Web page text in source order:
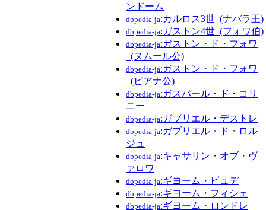
ンドーム
dbpedia-ja:カルロス3世_(ナバラ王)
dbpedia-ja:ガストン4世_(フォワ伯)
dbpedia-ja:ガストン・ド・フォワ
_(ヌムール公)
dbpedia-ja:ガストン・ド・フォワ
_(ビアナ公)
dbpedia-ja:ガスパール・ド・コリ
ニー
dbpedia-ja:ガブリエル・デストレ
dbpedia-ja:ガブリエル・ド・ロル
ジュ
dbpedia-ja:キャサリン・オブ・ヴ
ァロワ
dbpedia-ja:ギヨーム・ビュデ
dbpedia-ja:ギヨーム・フィシェ
dbpedia-ja:ギヨーム・ロンドレ